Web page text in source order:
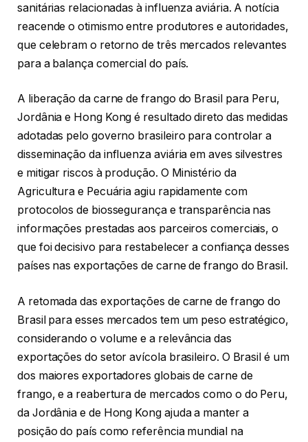
sanitárias relacionadas à influenza aviária. A notícia
reacende o otimismo entre produtores e autoridades,
que celebram o retorno de três mercados relevantes
para a balança comercial do país.
A liberação da carne de frango do Brasil para Peru,
Jordânia e Hong Kong é resultado direto das medidas
adotadas pelo governo brasileiro para controlar a
disseminação da influenza aviária em aves silvestres
e mitigar riscos à produção. O Ministério da
Agricultura e Pecuária agiu rapidamente com
protocolos de biossegurança e transparência nas
informações prestadas aos parceiros comerciais, o
que foi decisivo para restabelecer a confiança desses
países nas exportações de carne de frango do Brasil.
A retomada das exportações de carne de frango do
Brasil para esses mercados tem um peso estratégico,
considerando o volume e a relevância das
exportações do setor avícola brasileiro. O Brasil é um
dos maiores exportadores globais de carne de
frango, e a reabertura de mercados como o do Peru,
da Jordânia e de Hong Kong ajuda a manter a
posição do país como referência mundial na